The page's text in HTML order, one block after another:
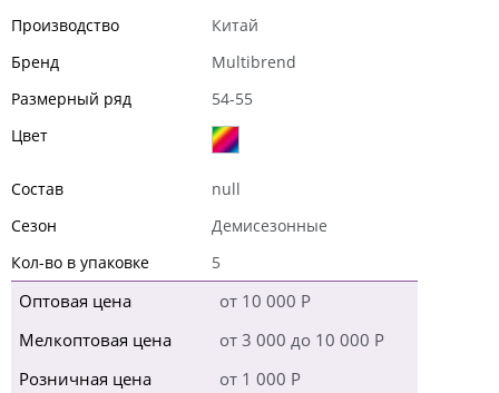
Производство
Китай
Бренд
Multibrend
Размерный ряд
54-55
Цвет
Состав
null
Сезон
Демисезонные
Кол-во в упаковке
5
Оптовая цена
от 10 000 Р
Мелкоптовая цена
от 3 000 до 10 000 Р
Розничная цена
от 1 000 Р